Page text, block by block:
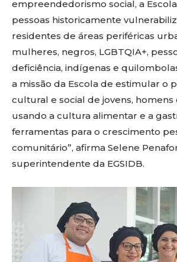
empreendedorismo social, a
pessoas historicamente
residentes de áreas periféricas
mulheres, negros, LGBTQIA+,
deficiência, indígenas e
a missão da Escola de estimular o
cultural e social de jovens, homens
usando a cultura alimentar e a
ferramentas para o crescimento
comunitário”, afirma Selene
superintendente da EGSIDB.